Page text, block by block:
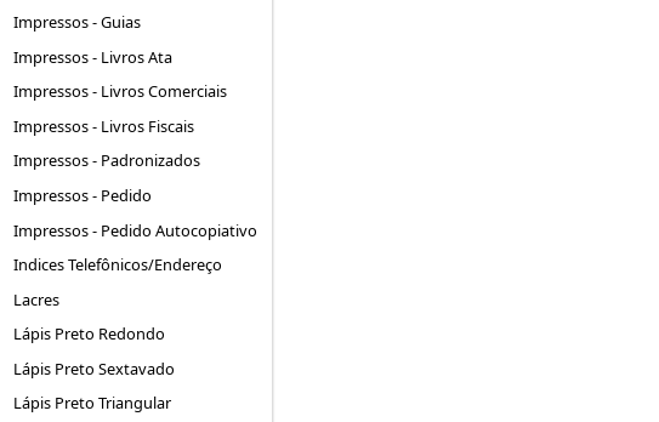
Impressos - Guias
Impressos - Livros Ata
Impressos - Livros Comerciais
Impressos - Livros Fiscais
Impressos - Padronizados
Impressos - Pedido
Impressos - Pedido Autocopiativo
Indices Telefônicos/Endereço
Lacres
Lápis Preto Redondo
Lápis Preto Sextavado
Lápis Preto Triangular